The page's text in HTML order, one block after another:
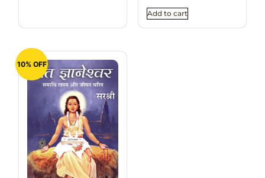
Add to cart
10% OFF